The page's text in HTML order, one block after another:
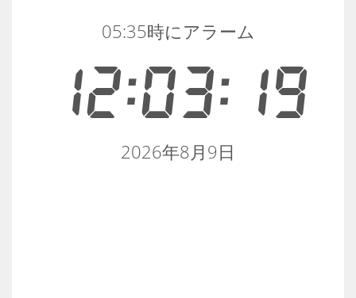
12:03:19
05:35時にアラーム
2026年8月9日